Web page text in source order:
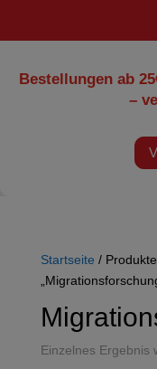
Bestellungen ab
–
Startseite /
Einzelnes Ergebnis